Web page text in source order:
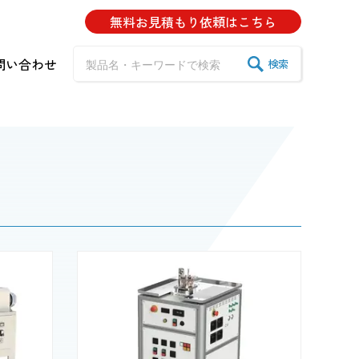
い合わせ
無料お見積もり依頼はこちら
検索